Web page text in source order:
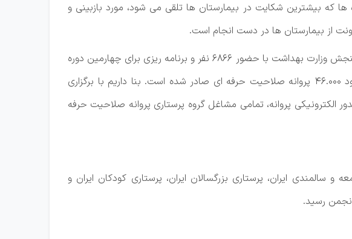
ها که بیشترین شکایت در بیمارستان ها تلقی می شود، مورد بازبینی و
از بیمارستان ها در دست انجام است.
وی گفت: برگزاری سومین آزمون صلاحیت حرفه ای گروه پرستاری در بهمن ماه ۱۴۰۰ با همکاری مرکز سنجش وزارت بهداشت با حضور ۶۸۶۶ نفر و برنامه ریزی برای چهارمین دوره
آزمون صلاحیت حرفه ای گروه پرستاری در مهرماه سالجاری انجام خواهد شد. همچنین، تاکنون حدود ۴۶.۰۰۰ پروانه صلاحیت حرفه ای صادر شده است. بنا داریم با برگزاری
پروانه، تمامی مشاغل گروه پرستاری پروانه صلاحیت حرفه
ایران، پرستاری بزرگسالان ایران، پرستاری کودکان ایران و